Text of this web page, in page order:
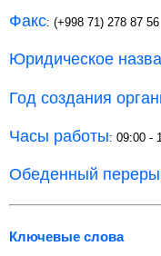
Факс: (+998 71) 278 87 56
Юридическое
Год создания
Часы работы: 09:00 -
Обеденный
Ключевые слова